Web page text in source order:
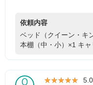
依頼内容
ベッド（クイーン・キ
本棚（中・小）×1 キ
★★★★★
★★★★★ 5.0